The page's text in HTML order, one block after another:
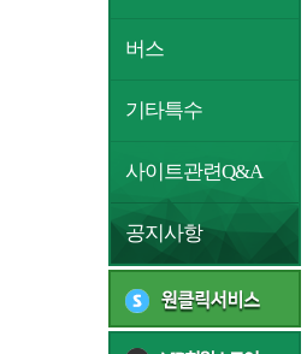
버스
기타특수
사이트관련Q&A
공지사항